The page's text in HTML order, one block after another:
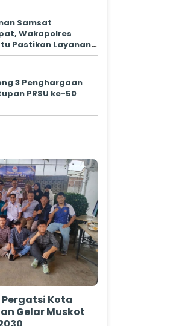
Samsat
Wakapolres
Pastikan Layanan
Masyarakat
3 Penghargaan
PRSU ke-50
Kota
Gelar Muskot